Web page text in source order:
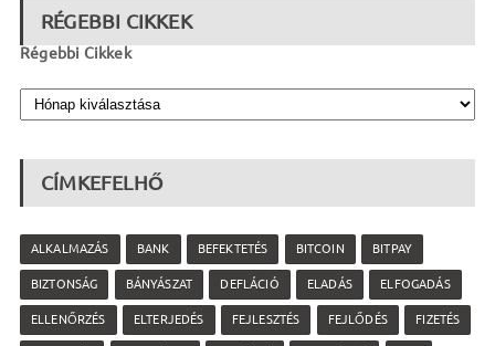
RÉGEBBI CIKKEK
Régebbi Cikkek
CÍMKEFELHŐ
ALKALMAZÁS BANK BEFEKTETÉS BITCOIN BITPAY
BIZTONSÁG BÁNYÁSZAT DEFLÁCIÓ ELADÁS ELFOGADÁS
ELLENŐRZÉS ELTERJEDÉS FEJLESZTÉS FEJLŐDÉS FIZETÉS